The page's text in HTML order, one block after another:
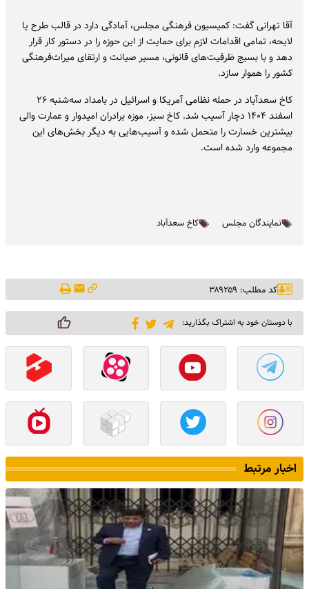
آقا تهرانی گفت: کمیسیون فرهنگی مجلس، آمادگی دارد در قالب طرح یا
لایحه، تمامی اقدامات لازم برای حمایت از این حوزه را در دستور کار قرار
دهد و با بسیج ظرفیت‌های قانونی، مسیر صیانت و ارتقای میراث‌فرهنگی
کشور را هموار سازد.
کاخ سعدآباد در حمله‌ نظامی آمریکا و اسرائیل در بامداد سه‌شنبه ۲۶
اسفند ۱۴۰۴ دچار آسیب شد. کاخ سبز، موزه برادران امیدوار و عمارت والی
بیشترین خسارت را متحمل شده و آسیب‌هایی به دیگر بخش‌های این
مجموعه وارد شده است.
نمایندگان مجلس کاخ سعدآباد
کد مطلب: ۳۸۹۲۵۹
با دوستان خود به اشتراک بگذارید:
اخبار مرتبط